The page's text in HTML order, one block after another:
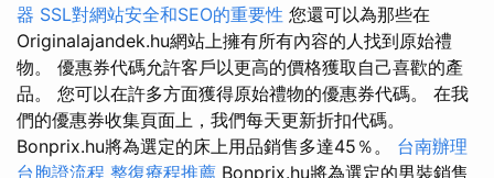
器 SSL對網站安全和SEO的重要性 您還可以為那些在
Originalajandek.hu網站上擁有所有內容的人找到原始禮
物。 優惠券代碼允許客戶以更高的價格獲取自己喜歡的產
品。 您可以在許多方面獲得原始禮物的優惠券代碼。 在我
們的優惠券收集頁面上，我們每天更新折扣代碼。
Bonprix.hu將為選定的床上用品銷售多達45％。 台南辦理
台胞證流程 整復療程推薦 Bonprix.hu將為選定的男裝銷售